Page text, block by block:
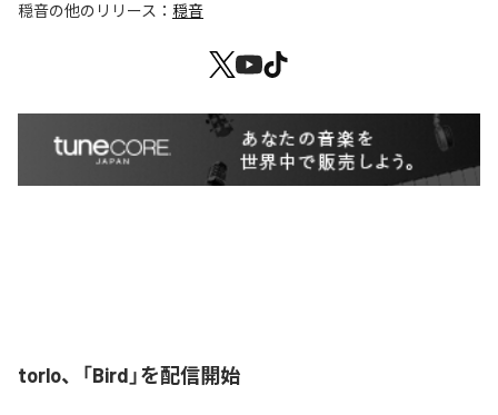
穏音の他のリリース： 穏音
torlo、「Bird」を配信開始